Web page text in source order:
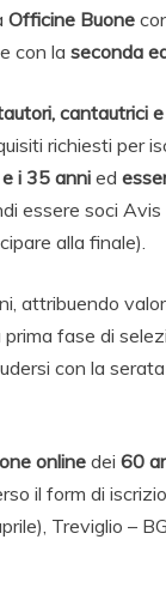
Officine Buone
con la seconda
cantautrici
richiesti per
i 35 annied
essere soci
alla finale).
attribuendo
fase di
con la
onlinedei 60
il form di
Treviglio –